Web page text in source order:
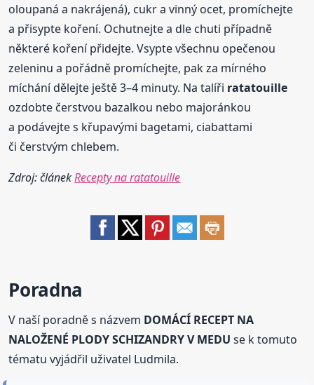
oloupaná a nakrájená), cukr a vinný ocet, promíchejte
a přisypte koření. Ochutnejte a dle chuti případně
některé koření přidejte. Vsypte všechnu opečenou
zeleninu a pořádně promíchejte, pak za mírného
míchání dělejte ještě 3–4 minuty. Na talíři ratatouille
ozdobte čerstvou bazalkou nebo majoránkou
a podávejte s křupavými bagetami, ciabattami
či čerstvým chlebem.
Zdroj: článekRecepty na ratatouille
Poradna
V naší poradně s názvem DOMÁCÍ RECEPT NA
NALOŽENÉ PLODY SCHIZANDRY V MEDU se k tomuto
tématu vyjádřil uživatel Ludmila.